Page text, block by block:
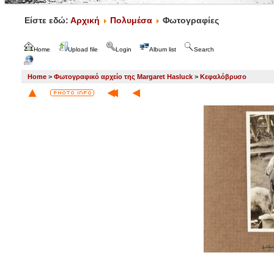
Είστε εδώ: Αρχική Πολυμέσα Φωτογραφίες
Home Upload file Login Album list Search
Home > Φωτογραφικό αρχείο της Margaret Hasluck > Κεφαλόβρυσο